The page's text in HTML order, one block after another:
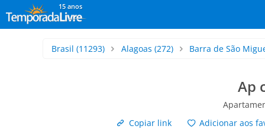
15 anos
Brasil (11293) Alagoas (272) Barra de São
Ap
Copiar link
Adicionar aos